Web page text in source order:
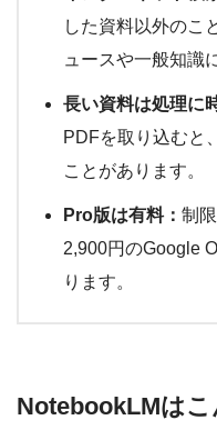
した資料以外のこ
ュースや一般知識
長い資料は処理に
PDFを取り込むと
ことがあります。
Pro版は有料： 制
2,900円のGoogle
ります。
NotebookLMは